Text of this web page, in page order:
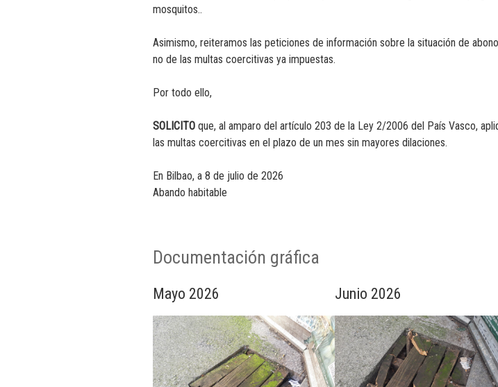
mosquitos..
Asimismo, reiteramos las peticiones de información sobre la situación de
no de las multas coercitivas ya impuestas.
Por todo ello,
SOLICITO que, al amparo del artículo 203 de la Ley 2/2006 del País Vasco,
las multas coercitivas en el plazo de un mes sin mayores dilaciones.
En Bilbao, a 8 de julio de 2026
Abando habitable
Documentación gráfica
Mayo 2026 Junio 2026